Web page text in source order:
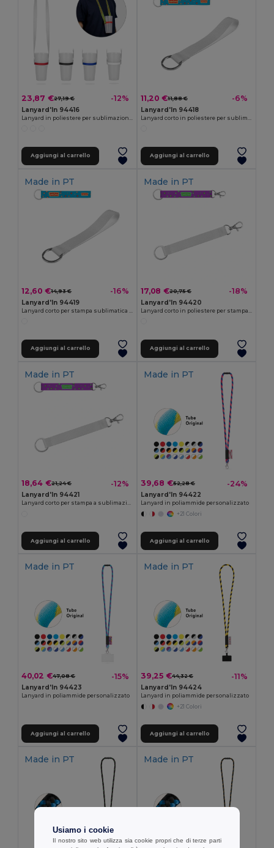
23,87 €27,19 € -12%
Lanyard'In 94416
Aggiungi al carrello
11,20 €11,88 € -6%
Lanyard'In 94418
Aggiungi al carrello
Made in PT
12,60 €14,93 € -16%
Lanyard'In 94419
Aggiungi al carrello
Made in PT
17,08 €20,75 € -18%
Lanyard'In 94420
Aggiungi al carrello
Made in PT
18,64 €21,24 € -12%
Lanyard'In 94421
Lanyard corto per stampa a sublimazione, realizzato in poliestere riciclato (100% rPET) con anello standard e moschettone
Aggiungi al carrello
Made in PT
39,68 €52,28 € -24%
Lanyard'In 94422
Lanyard in poliammide personalizzato
+21 Colori
Aggiungi al carrello
Made in PT
40,02 €47,08 € -15%
Lanyard'In 94423
Lanyard in poliammide personalizzato
Aggiungi al carrello
Made in PT
39,25 €44,32 € -11%
Lanyard'In 94424
Lanyard in poliammide personalizzato
+21 Colori
Aggiungi al carrello
Made in PT Made in PT
Usiamo i cookie
Il nostro sito web utilizza sia cookie propri che di terze parti